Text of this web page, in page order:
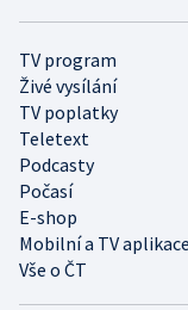
TV program
Živé vysílání
TV poplatky
Teletext
Podcasty
Počasí
E-shop
Mobilní a TV aplikace
Vše o ČT